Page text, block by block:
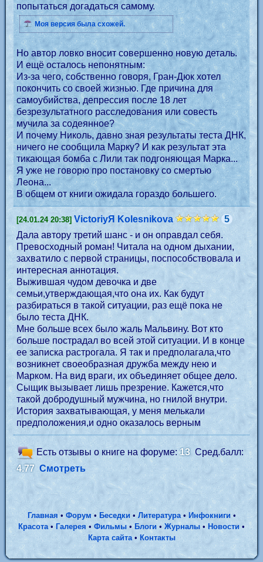
попытаться догадаться самому.
Моя версия была схожей.
Но автор ловко вносит совершенно новую деталь.
И ещё осталось непонятным:
Из-за чего, собственно говоря, Гран-Дюк хотел
покончить со своей жизнью. Где причина для
самоубийства, депрессия после 18 лет
безрезультатного расследования или совесть
мучила за содеянное?
И почему Николь, давно зная результаты теста ДНК,
ничего не сообщила Марку? И как результат эта
тикающая бомба с Лили так подгоняющая Марка...
Я уже не говорю про постановку со смертью
Леона...
В общем от книги ожидала гораздо большего.
[24.01.24 20:38] VictoriyЯ Kolesnikova
5
Дала автору третий шанс - и он оправдал себя.
Превосходный роман! Читала на одном дыхании,
захватило с первой страницы, поспособствовала и
интересная аннотация.
Выжившая чудом девочка и две
семьи,утверждающая,что она их. Как будут
разбираться в такой ситуации, раз ещё пока не
было теста ДНК.
Мне больше всех было жаль Мальвину. Вот кто
больше пострадал во всей этой ситуации. И в конце
ее записка растрогала. Я так и предполагала,что
возникнет своеобразная дружба между нею и
Марком. На вид враги, их объединяет общее дело.
Сыщик вызывает лишь презрение. Кажется,что
такой добродушный мужчина, но гнилой внутри.
История захватывающая, у меня мелькали
предположения,и одно оказалось верным
Есть отзывы о книге на форуме:13 Сред.балл:
4.77 Смотреть
Главная •Форум• Беседки • Литература• Инфокниги•
Красота• Галерея • Фильмы•Блоги • Журналы • Новости •
Карта сайта•Контакты